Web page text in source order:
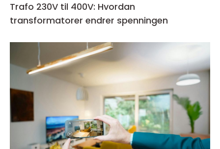
Trafo 230V til 400V: Hvordan
transformatorer endrer spenningen